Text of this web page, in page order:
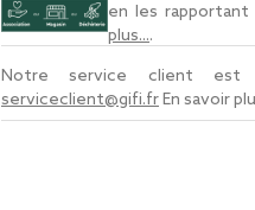
en les rapportant
plus....
Notre service client
serviceclient@gifi.frEn savoir